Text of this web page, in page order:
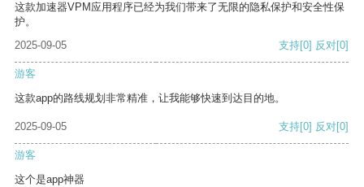
这款加速器VPM应用程序已经为我们带来了无限的隐私保护和安全性保
护。
2025-09-05
支持[0] 反对[0]
游客
这款app的路线规划非常精准，让我能够快速到达目的地。
2025-09-05 支持[0] 反对[0]
游客
这个是app神器